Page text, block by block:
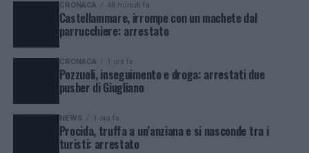
CRONACA 48 minuti fa
Castellammare, irrompe con un machete dal
parrucchiere: arrestato
CRONACA 1 ora fa
Pozzuoli, inseguimento e droga: arrestati due
pusher di Giugliano
NEWS 1 ora fa
Procida, truffa a un’anziana e si nasconde tra i
turisti: arrestato